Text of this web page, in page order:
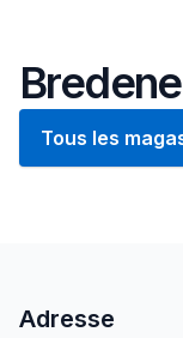
Tous les
Adresse